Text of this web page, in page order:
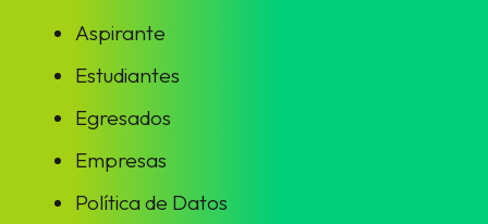
Aspirante
Estudiantes
Egresados
Empresas
Política de Datos